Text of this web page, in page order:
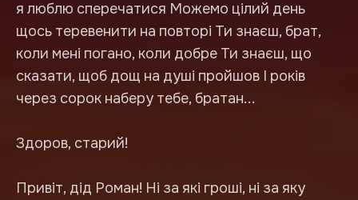
я люблю сперечатися Можемо цілий день
щось теревенити на повторі Ти знаєш, брат,
коли мені погано, коли добре Ти знаєш, що
сказати, щоб дощ на душі пройшов І років
через сорок наберу тебе, братан...
Здоров, старий!
Привіт, дід Роман! Ні за які гроші, ні за яку